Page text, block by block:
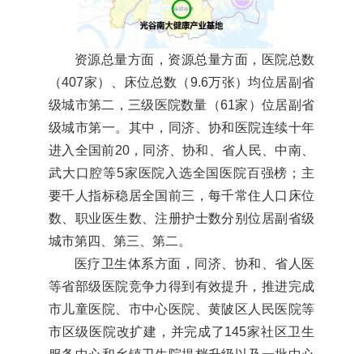
资源总量方面，资源总量方面，医院总数
（407家）、床位总数（9.6万张）均位居副省
级城市第二，三级医院数量（61家）位居副省
级城市第一。其中，同济、协和医院连续十年
进入全国前20，同济、协和、省人民、中南、
武大口腔等5家医院入选全国医院百强榜；主
要千人指标稳居全国前三，每千常住人口床位
数、职业医生数、注册护士数分别位居副省级
城市第四、第三、第二。
医疗卫生体系方面，同济、协和、省人医
等省部级医院竞争力得到有效提升，推进完成
市儿童医院、市中心医院、黄陂区人民医院等
市区级医院改扩建，并完成了145家社区卫生